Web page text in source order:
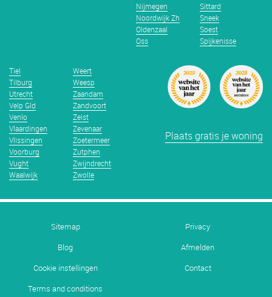
Nijmegen
Noordwijk Zh
Oldenzaal
Oss
Sittard
Sneek
Soest
Spijkenisse
Tiel
Tilburg
Utrecht
Velp Gld
Venlo
Vlaardingen
Vlissingen
Voorburg
Vught
Waalwijk
Weert
Weesp
Zaandam
Zandvoort
Zeist
Zevenaar
Zoetermeer
Zutphen
Zwijndrecht
Zwolle
Plaats gratis je woning
Sitemap
Privacy
Blog
Afmelden
Cookie instellingen
Contact
Terms and conditions